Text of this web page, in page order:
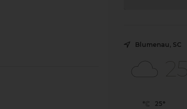
Blumenau, SC
25°
25°